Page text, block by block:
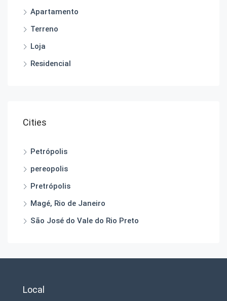
Apartamento
Terreno
Loja
Residencial
Cities
Petrópolis
pereopolis
Pretrópolis
Magé, Rio de Janeiro
São José do Vale do Rio Preto
Local